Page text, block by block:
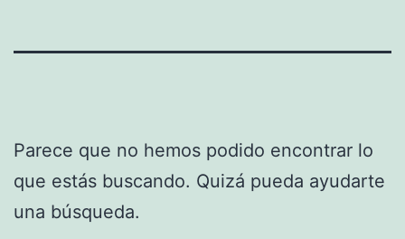
Parece que no hemos podido encontrar lo
que estás buscando. Quizá pueda ayudarte
una búsqueda.